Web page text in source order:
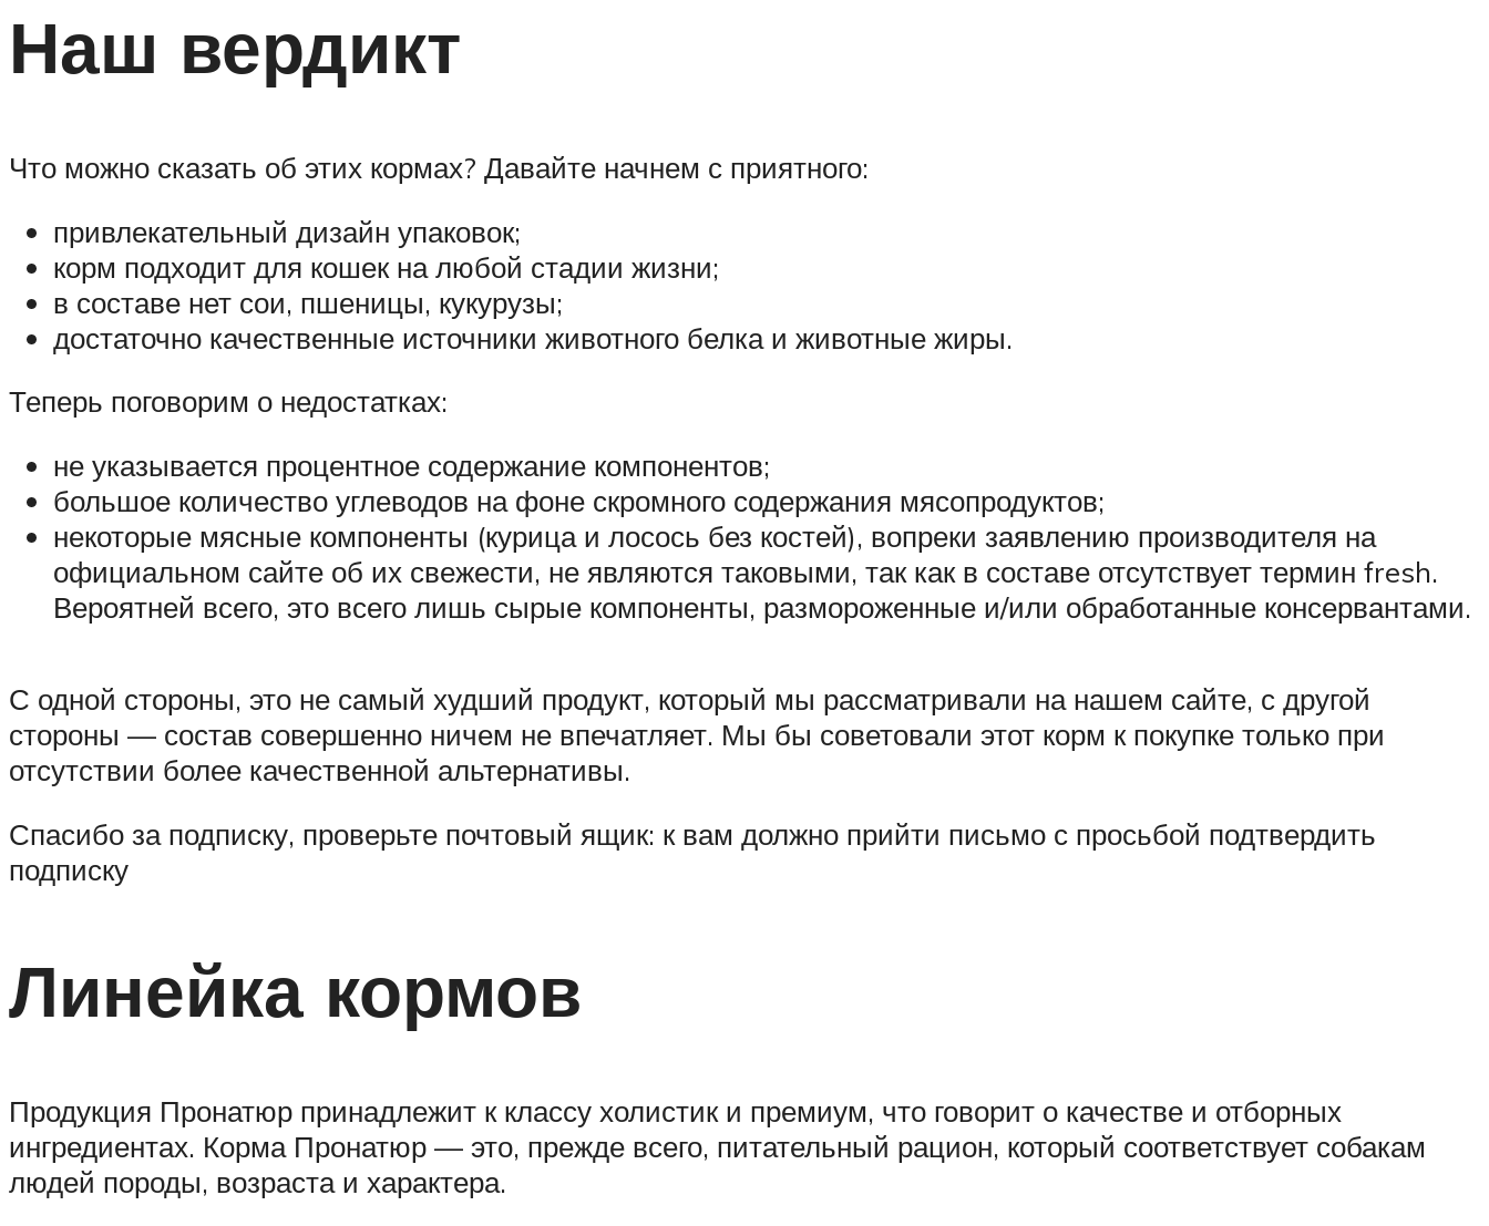
Наш вердикт
Что можно сказать об этих кормах? Давайте начнем с приятного:
привлекательный дизайн упаковок;
корм подходит для кошек на любой стадии жизни;
в составе нет сои, пшеницы, кукурузы;
достаточно качественные источники животного белка и животные жиры.
Теперь поговорим о недостатках:
не указывается процентное содержание компонентов;
большое количество углеводов на фоне скромного содержания мясопродуктов;
некоторые мясные компоненты (курица и лосось без костей), вопреки заявлению производителя на
официальном сайте об их свежести, не являются таковыми, так как в составе отсутствует термин fresh.
Вероятней всего, это всего лишь сырые компоненты, размороженные и/или обработанные консервантами.
С одной стороны, это не самый худший продукт, который мы рассматривали на нашем сайте, с другой
стороны — состав совершенно ничем не впечатляет. Мы бы советовали этот корм к покупке только при
отсутствии более качественной альтернативы.
Спасибо за подписку, проверьте почтовый ящик: к вам должно прийти письмо с просьбой подтвердить
подписку
Линейка кормов
Продукция Пронатюр принадлежит к классу холистик и премиум, что говорит о качестве и отборных
ингредиентах. Корма Пронатюр — это, прежде всего, питательный рацион, который соответствует собакам
людей породы, возраста и характера.